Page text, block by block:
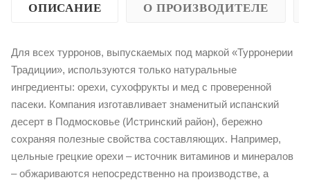
ОПИСАНИЕ О ПРОИЗВОДИТЕЛЕ
Для всех турронов, выпускаемых под маркой «Турронерии
Традиции», используются только натуральные
ингредиенты: орехи, сухофрукты и мед с проверенной
пасеки. Компания изготавливает знаменитый испанский
десерт в Подмосковье (Истринский район), бережно
сохраняя полезные свойства составляющих. Например,
цельные грецкие орехи – источник витаминов и минералов
– обжариваются непосредственно на производстве, а